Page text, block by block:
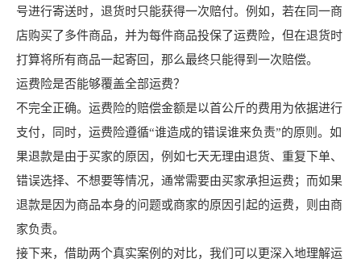
号进行寄送时，退货时只能获得一次赔付。例如，若在同一商
店购买了多件商品，并为每件商品投保了运费险，但在退货时
打算将所有商品一起寄回，那么最终只能得到一次赔偿。
运费险是否能够覆盖全部运费？
不完全正确。运费险的赔偿金额是以首公斤的费用为依据进行
支付，同时，运费险遵循“谁造成的错误谁来负责”的原则。如
果退款是由于买家的原因，例如七天无理由退货、重复下单、
错误选择、不想要等情况，通常需要由买家承担运费；而如果
退款是因为商品本身的问题或商家的原因引起的运费，则由商
家负责。
接下来，借助两个真实案例的对比，我们可以更深入地理解运